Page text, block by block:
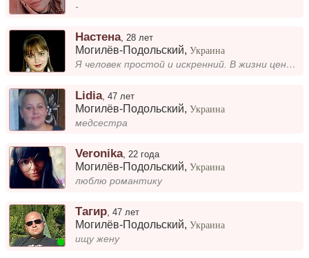
-
Настена, 28 лет
Могилёв-Подольский,Украина
Я человек простой и искренний. В жизни ценю комфорт и гармонию. Люблю проводить время с близкими, читать, слушать музыку...
Lidia,47 лет
Могилёв-Подольский,Украина
медсестра
Veronika, 22 года
Могилёв-Подольский,Украина
люблю романтику
Тагир,47 лет
Могилёв-Подольский,Украина
ищу жену